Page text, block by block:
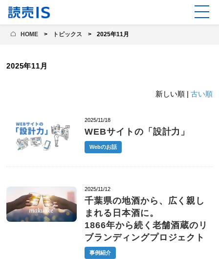
HOME トピックス 2025年11月
2025年11月
新しい順 | 古い順
2025/11/18
WEBサイトの「設計力」
Webのお話
2025/11/12
千葉県の地酒から、広く親し
まれる日本酒に。
1866年から続く老舗酒蔵のリ
ブランディングプロジェクト
事例紹介